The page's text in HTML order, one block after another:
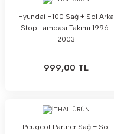
Hyundai H100 Sağ + Sol Arka
Stop Lambası Takımı 1996-
2003
999,00 TL
Peugeot Partner Sağ + Sol